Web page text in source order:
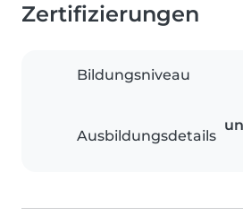
Zertifizierungen
Bildungsniveau
Ausbildungsdetails